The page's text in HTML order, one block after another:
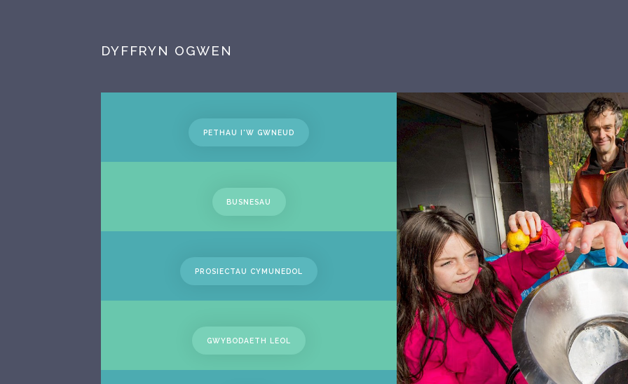
DYFFRYN OGWEN
PETHAU I'W GWNEUD
BUSNESAU
PROSIECTAU CYMUNEDOL
GWYBODAETH LEOL